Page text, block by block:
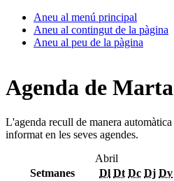
Aneu al menú principal
Aneu al contingut de la pàgina
Aneu al peu de la pàgina
Agenda de
L'agenda recull de manera
informat en les seves agendes.
Abril
Setmanes
Dl Dt Dc Dj Dv